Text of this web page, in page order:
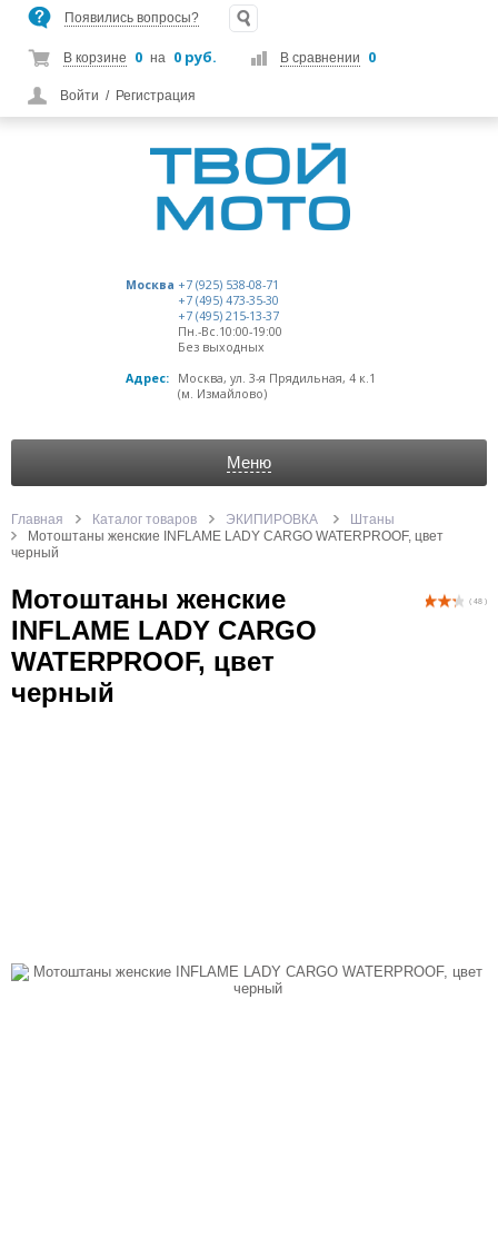
Появились вопросы?
В корзине 0 на 0 руб. В сравнении 0
Войти / Регистрация
Москва +7 (925) 538-08-71
+7 (495) 473-35-30
+7 (495) 215-13-37
Пн.-Вс.10:00-19:00
Без выходных
Адрес:
Москва, ул. 3-я Прядильная, 4 к.1
(м. Измайлово)
Меню
Главная Каталог товаров ЭКИПИРОВКА
Штаны
Мотоштаны женские INFLAME LADY CARGO WATERPROOF, цвет
черный
Мотоштаны женские
INFLAME LADY CARGO
WATERPROOF, цвет
черный
( 48 )